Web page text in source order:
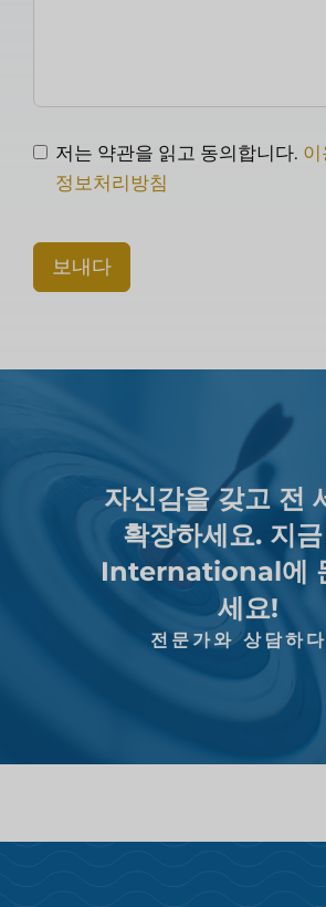
저는 약관을 읽고 동의합니다. 이
정보처리방침
보내다
자신감을 갖고 전
확장하세요. 지
International에
세요!
전문가와 상담하다